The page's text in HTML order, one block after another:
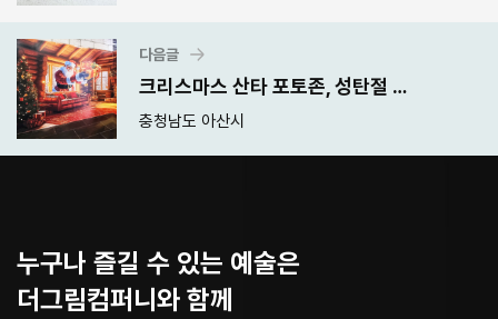
다음글
크리스마스 산타 포토존, 성탄절 연말 행사 포토존 제작
충청남도 아산시
누구나 즐길 수 있는 예술은
더그림컴퍼니와 함께